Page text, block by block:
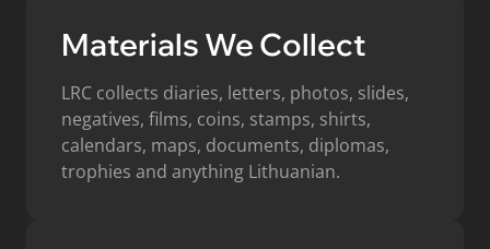
Materials We Collect
LRC collects diaries, letters, photos, slides,
negatives, films, coins, stamps, shirts,
calendars, maps, documents, diplomas,
trophies and anything Lithuanian.